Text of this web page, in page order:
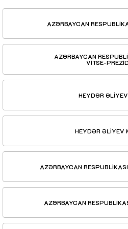
AZƏRBAYCAN
AZƏRBAYCAN
VİTSE-
HEYDƏR ƏLİYEV
HEYDƏR ƏLİYEV
AZƏRBAYCAN
AZƏRBAYCAN